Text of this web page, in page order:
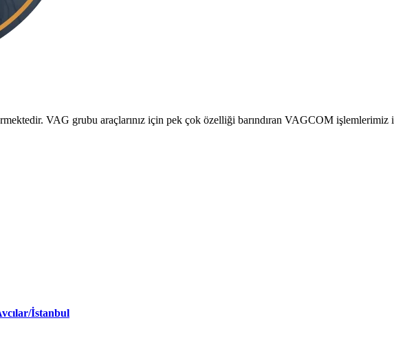
VAG grubu araçlarınız için pek çok özelliği barındıran VAGCOM işlemlerimiz
İstanbul